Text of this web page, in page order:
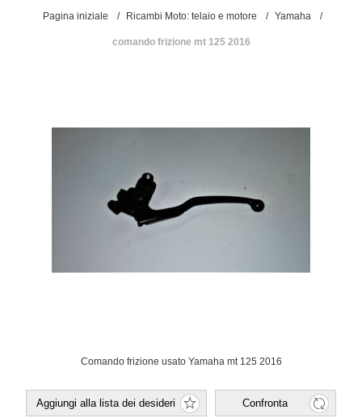
Pagina iniziale / Ricambi Moto: telaio e motore / Yamaha /
comando frizione mt 125 2016
Comando frizione usato Yamaha mt 125 2016